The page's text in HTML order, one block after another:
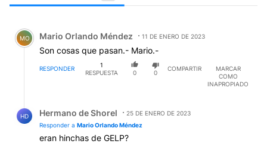
Comentario de Mario Orlando Méndez.
MO Mario Orlando Méndez 11 DE ENERO DE 2023
Son cosas que pasan.- Mario.-
RESPONDER
1
RESPUESTA
0 0
COMPARTIR
MARCAR
COMO
INAPROPIADO
HD Hermano de Shorel
25 DE ENERO DE 2023
Responder a Mario Orlando Méndez
eran hinchas de GELP?